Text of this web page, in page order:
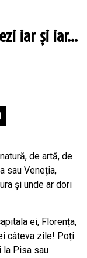
iar și iar…
de artă, de
sau Veneția,
și unde ar dori
ei, Florența,
câteva zile! Poți
la Pisa sau